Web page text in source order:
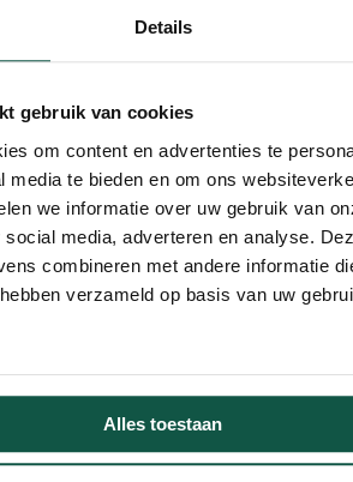
Details
gebruik van cookies
om content en advertenties te
media te bieden en om ons
we informatie over uw gebruik van
media, adverteren en analyse.
combineren met andere informatie
verzameld op basis van uw
Alles toestaan
drei
Der XL-2
erfüllt
in
€ 931,60
Zum
Einkaufswagen
hinzufügen